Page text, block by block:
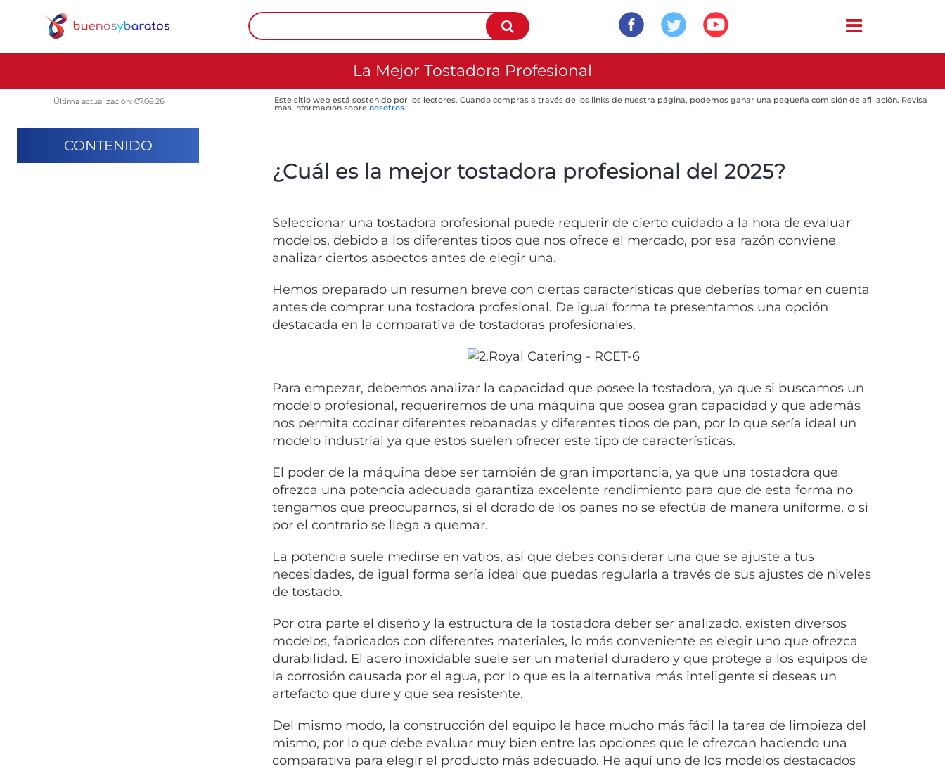
La Mejor Tostadora Profesional
Última actualización: 07.08.26 Este sitio web está sostenido por los lectores. Cuando compras a través de los links de nuestra página, podemos ganar una pequeña comisión de afiliación. Revisa
más información sobre nosotros.
CONTENIDO
¿Cuál es la mejor tostadora profesional del 2025?
Seleccionar una tostadora profesional puede requerir de cierto cuidado a la hora de evaluar
modelos, debido a los diferentes tipos que nos ofrece el mercado, por esa razón conviene
analizar ciertos aspectos antes de elegir una.
Hemos preparado un resumen breve con ciertas características que deberías tomar en cuenta
antes de comprar una tostadora profesional. De igual forma te presentamos una opción
destacada en la comparativa de tostadoras profesionales.
Para empezar, debemos analizar la capacidad que posee la tostadora, ya que si buscamos un
modelo profesional, requeriremos de una máquina que posea gran capacidad y que además
nos permita cocinar diferentes rebanadas y diferentes tipos de pan, por lo que sería ideal un
modelo industrial ya que estos suelen ofrecer este tipo de características.
El poder de la máquina debe ser también de gran importancia, ya que una tostadora que
ofrezca una potencia adecuada garantiza excelente rendimiento para que de esta forma no
tengamos que preocuparnos, si el dorado de los panes no se efectúa de manera uniforme, o si
por el contrario se llega a quemar.
La potencia suele medirse en vatios, así que debes considerar una que se ajuste a tus
necesidades, de igual forma sería ideal que puedas regularla a través de sus ajustes de niveles
de tostado.
Por otra parte el diseño y la estructura de la tostadora deber ser analizado, existen diversos
modelos, fabricados con diferentes materiales, lo más conveniente es elegir uno que ofrezca
durabilidad. El acero inoxidable suele ser un material duradero y que protege a los equipos de
la corrosión causada por el agua, por lo que es la alternativa más inteligente si deseas un
artefacto que dure y que sea resistente.
Del mismo modo, la construcción del equipo le hace mucho más fácil la tarea de limpieza del
mismo, por lo que debe evaluar muy bien entre las opciones que le ofrezcan haciendo una
comparativa para elegir el producto más adecuado. He aquí uno de los modelos destacados